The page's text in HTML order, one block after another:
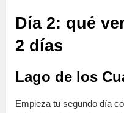
Día 2: qué
2 días
Lago de los
Empieza tu segundo día